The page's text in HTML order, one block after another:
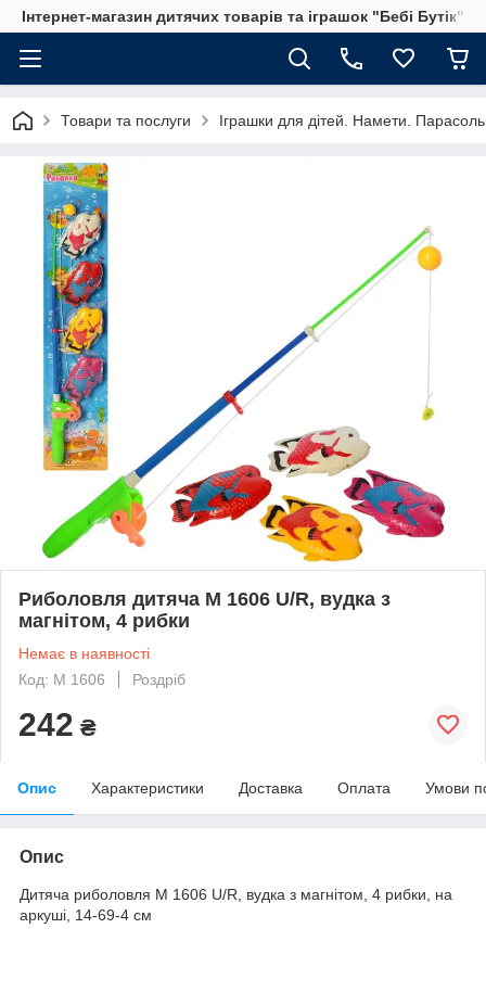
Інтернет-магазин дитячих товарів та іграшок "Бебі Бутік"
Товари та послуги Іграшки для дітей. Намети.
Риболовля дитяча M 1606 U/R, вудка з
магнітом, 4 рибки
Немає в наявності
Код: M 1606
Роздріб
242 ₴
Опис Характеристики Доставка Оплата Умови
Опис
Дитяча риболовля M 1606 U/R, вудка з магнітом, 4 рибки, на
аркуші, 14-69-4 см